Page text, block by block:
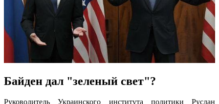
Байден дал "зеленый свет"?
Руководитель Украинского института политики Руслан